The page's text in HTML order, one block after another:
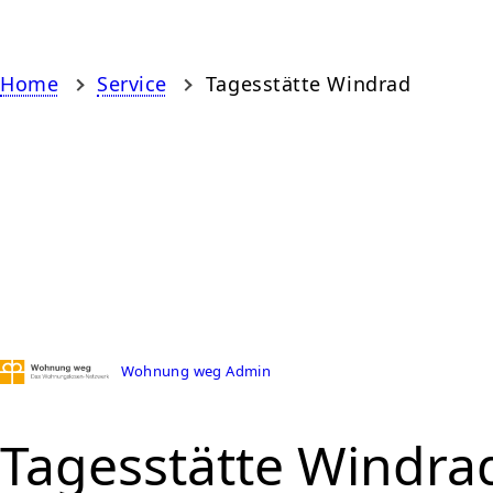
Home Service Tagesstätte Windrad
Wohnung weg Admin
Tagesstätte